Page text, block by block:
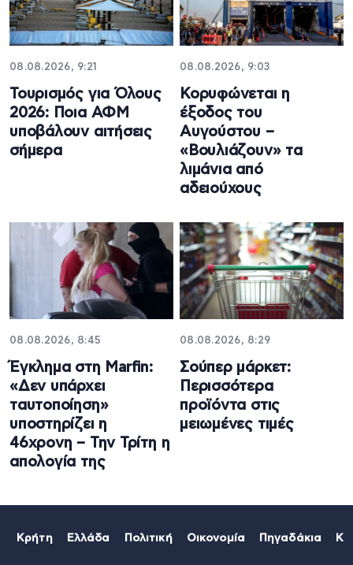
08.08.2026, 9:21
Τουρισμός για Όλους
2026: Ποια ΑΦΜ
υποβάλουν αιτήσεις
σήμερα
08.08.2026, 9:03
Κορυφώνεται η
έξοδος του
Αυγούστου –
«Βουλιάζουν» τα
λιμάνια από
αδειούχους
08.08.2026, 8:45
Έγκλημα στη Marfin:
«Δεν υπάρχει
ταυτοποίηση»
υποστηρίζει η
46χρονη – Την Τρίτη η
απολογία της
08.08.2026, 8:29
Σούπερ μάρκετ:
Περισσότερα
προϊόντα στις
μειωμένες τιμές
Κρήτη Ελλάδα Πολιτική Οικονομία Πηγαδάκια